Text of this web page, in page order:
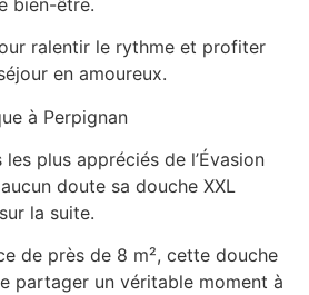
ralentir le rythme et profiter
en amoureux.
à Perpignan
les plus appréciés de l’Évasion
doute sa douche XXL
la suite.
de près de 8 m², cette douche
partager un véritable moment à